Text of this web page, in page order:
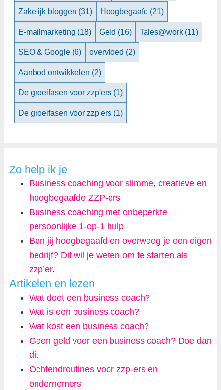
Zakelijk bloggen (31) Hoogbegaafd (21)
E-mailmarketing (18) Geld (16) Tales@work (11)
SEO & Google (6) overvloed (2)
Aanbod ontwikkelen (2)
De groeifasen voor zzp'ers (1)
De groeifasen voor zzp'ers (1)
Zo help ik je
Business coaching voor slimme, creatieve en
hoogbegaafde ZZP-ers
Business coaching met onbeperkte
persoonlijke 1-op-1 hulp
Ben jij hoogbegaafd en overweeg je een eigen
bedrijf? Dit wil je weten om te starten als
zzp’er.
Artikelen en lezen
Wat doet een business coach?
Wat is een business coach?
Wat kost een business coach?
Geen geld voor een business coach? Doe dan
dit
Ochtendroutines voor zzp-ers en
ondernemers